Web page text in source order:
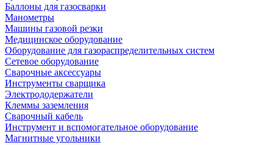
Баллоны для газосварки
Манометры
Машины газовой резки
Медицинское оборудование
Оборудование для газораспределительных систем
Сетевое оборудование
Сварочные аксессуары
Инструменты сварщика
Электрододержатели
Клеммы заземления
Сварочный кабель
Инструмент и вспомогательное оборудование
Магнитные угольники